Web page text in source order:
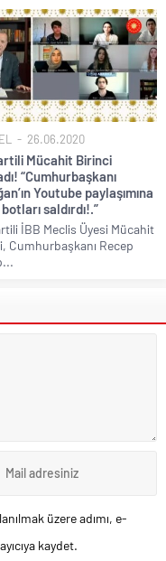
26.06.2020
Mücahit Birinci
“Cumhurbaşkanı
Youtube paylaşımına
saldırdı!.”
İBB Meclis Üyesi Mücahit
Cumhurbaşkanı Recep
üzere adımı, e-
kaydet.